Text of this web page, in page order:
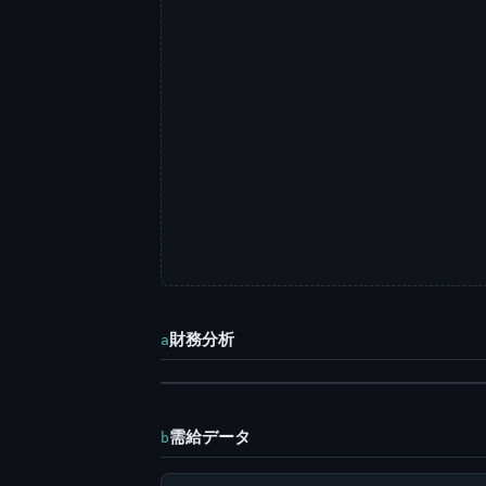
a財務分析
b需給データ